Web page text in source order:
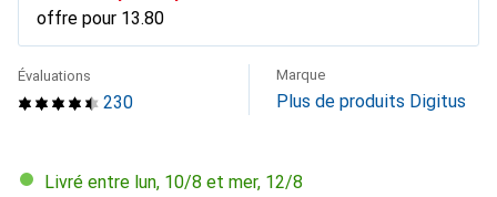
offre pour CHF
13.80
230
Évaluations Marque
Plus de produits Digitus
Livré entre lun, 10/8 et mer, 12/8